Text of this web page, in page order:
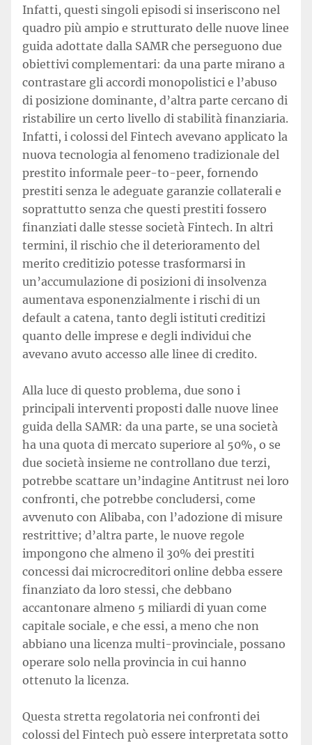
Infatti, questi singoli episodi si inseriscono nel
quadro più ampio e strutturato delle nuove linee
guida adottate dalla SAMR che perseguono due
obiettivi complementari: da una parte mirano a
contrastare gli accordi monopolistici e l’abuso
di posizione dominante, d’altra parte cercano di
ristabilire un certo livello di stabilità finanziaria.
Infatti, i colossi del Fintech avevano applicato la
nuova tecnologia al fenomeno tradizionale del
prestito informale peer-to-peer, fornendo
prestiti senza le adeguate garanzie collaterali e
soprattutto senza che questi prestiti fossero
finanziati dalle stesse società Fintech. In altri
termini, il rischio che il deterioramento del
merito creditizio potesse trasformarsi in
un’accumulazione di posizioni di insolvenza
aumentava esponenzialmente i rischi di un
default a catena, tanto degli istituti creditizi
quanto delle imprese e degli individui che
avevano avuto accesso alle linee di credito.
Alla luce di questo problema, due sono i
principali interventi proposti dalle nuove linee
guida della SAMR: da una parte, se una società
ha una quota di mercato superiore al 50%, o se
due società insieme ne controllano due terzi,
potrebbe scattare un’indagine Antitrust nei loro
confronti, che potrebbe concludersi, come
avvenuto con Alibaba, con l’adozione di misure
restrittive; d’altra parte, le nuove regole
impongono che almeno il 30% dei prestiti
concessi dai microcreditori online debba essere
finanziato da loro stessi, che debbano
accantonare almeno 5 miliardi di yuan come
capitale sociale, e che essi, a meno che non
abbiano una licenza multi-provinciale, possano
operare solo nella provincia in cui hanno
ottenuto la licenza.
Questa stretta regolatoria nei confronti dei
colossi del Fintech può essere interpretata sotto